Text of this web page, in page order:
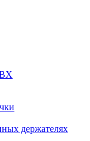
держателях